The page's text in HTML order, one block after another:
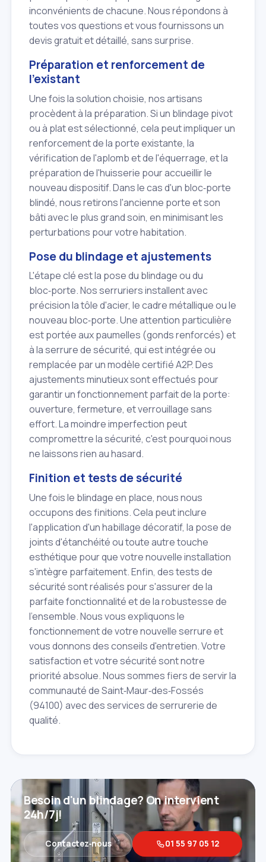
inconvénients de chacune. Nous répondons à
toutes vos questions et vous fournissons un
devis gratuit et détaillé, sans surprise.
Préparation et renforcement de
l'existant
Une fois la solution choisie, nos artisans
procèdent à la préparation. Si un blindage pivot
ou à plat est sélectionné, cela peut impliquer un
renforcement de la porte existante, la
vérification de l'aplomb et de l'équerrage, et la
préparation de l'huisserie pour accueillir le
nouveau dispositif. Dans le cas d'un bloc‑porte
blindé, nous retirons l'ancienne porte et son
bâti avec le plus grand soin, en minimisant les
perturbations pour votre habitation.
Pose du blindage et ajustements
L'étape clé est la pose du blindage ou du
bloc‑porte. Nos serruriers installent avec
précision la tôle d'acier, le cadre métallique ou le
nouveau bloc‑porte. Une attention particulière
est portée aux paumelles (gonds renforcés) et
à la serrure de sécurité, qui est intégrée ou
remplacée par un modèle certifié A2P. Des
ajustements minutieux sont effectués pour
garantir un fonctionnement parfait de la porte:
ouverture, fermeture, et verrouillage sans
effort. La moindre imperfection peut
compromettre la sécurité, c'est pourquoi nous
ne laissons rien au hasard.
Finition et tests de sécurité
Une fois le blindage en place, nous nous
occupons des finitions. Cela peut inclure
l'application d'un habillage décoratif, la pose de
joints d'étanchéité ou toute autre touche
esthétique pour que votre nouvelle installation
s'intègre parfaitement. Enfin, des tests de
sécurité sont réalisés pour s'assurer de la
parfaite fonctionnalité et de la robustesse de
l'ensemble. Nous vous expliquons le
fonctionnement de votre nouvelle serrure et
vous donnons des conseils d'entretien. Votre
satisfaction et votre sécurité sont notre
priorité absolue. Nous sommes fiers de servir la
communauté de Saint‑Maur‑des‑Fossés
(94100) avec des services de serrurerie de
qualité.
Besoin d'un blindage? On intervient
24h/7j!
Contactez‑nous 01 55 97 05 12